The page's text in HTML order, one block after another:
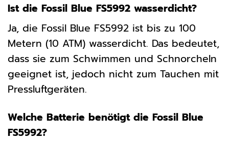
Ist die Fossil Blue FS5992 wasserdicht?
Ja, die Fossil Blue FS5992 ist bis zu 100
Metern (10 ATM) wasserdicht. Das bedeutet,
dass sie zum Schwimmen und Schnorcheln
geeignet ist, jedoch nicht zum Tauchen mit
Pressluftgeräten.
Welche Batterie benötigt die Fossil Blue
FS5992?